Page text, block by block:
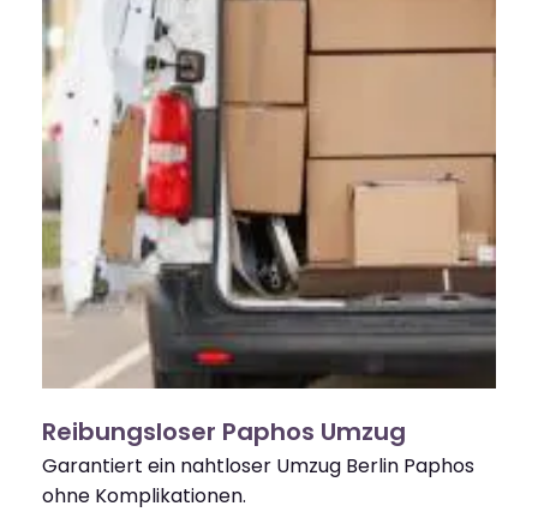
Reibungsloser Paphos Umzug
Garantiert ein nahtloser Umzug Berlin Paphos
ohne Komplikationen.